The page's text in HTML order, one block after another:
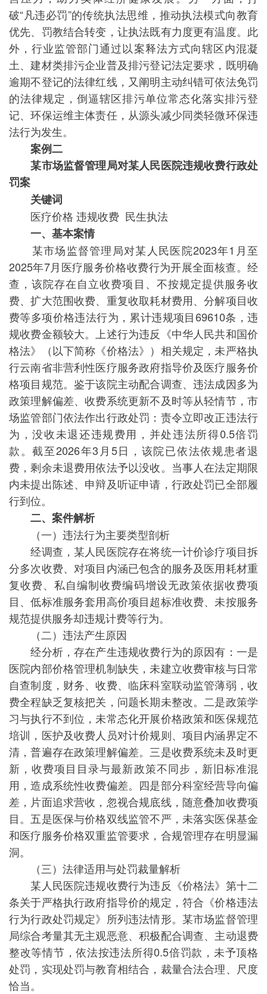
破“凡违必罚”的传统执法思维，推动执法模式向教育
优先、罚教结合转变，让执法既有力度更有温度。此
外，行业监管部门通过以案释法方式向辖区内混凝
土、建材类排污企业普及排污登记法定要求，既明确
逾期不登记的法律红线，又阐明主动纠错可依法免罚
的法律规定，倒逼辖区排污单位常态化落实排污登
记、环保运维主体责任，从源头减少同类轻微环保违
法行为发生。
案例二
某市场监督管理局对某人民医院违规收费行政处
罚案
关键词
医疗价格 违规收费 民生执法
一、基本案情
某市场监督管理局对某人民医院2023年1月至
2025年7月医疗服务价格收费行为开展全面核查。经
查，该院存在自立收费项目、不按规定提供服务收
费、扩大范围收费、重复收取耗材费用、分解项目收
费等多项价格违法行为，累计违规项目69610条，违
规收费金额较大。上述行为违反《中华人民共和国价
格法》（以下简称《价格法》）相关规定，未严格执
行云南省非营利性医疗服务政府指导价及医疗服务价
格项目规范。鉴于该院主动配合调查、违法成因多为
政策理解偏差、收费系统更新不及时等从轻情节，市
场监管部门依法作出行政处罚：责令立即改正违法行
为，没收未退还违规费用，并处违法所得0.5倍罚
款。截至2026年3月5日，该院已依法依规患者退
费，剩余未退费用依法予以没收。当事人在法定期限
内未提出陈述、申辩及听证申请，行政处罚已全部履
行到位。
二、案件解析
（一）违法行为主要类型剖析
经调查，某人民医院存在将统一计价诊疗项目拆
分多次收费、对项目内涵已包含的服务及医用耗材重
复收费、私自编制收费编码增设无政策依据收费项
目、低标准服务套用高价项目超标准收费、未按服务
规范提供服务却违规计费等行为。
（二）违法产生原因
经分析，存在产生违规收费行为的原因有：一是
医院内部价格管理机制缺失，未建立收费审核与日常
自查制度，财务、收费、临床科室联动监管薄弱，收
费全程缺乏复核把关，问题长期未整改。二是政策学
习与执行不到位，未常态化开展价格政策和医保规范
培训，医护及收费人员对计价规则、项目内涵界定不
清，普遍存在政策理解偏差。三是收费系统未及时更
新，收费项目目录与最新政策不同步，新旧标准混
用，造成系统性收费偏差。四是部分科室经营导向偏
差，片面追求营收，忽视合规底线，随意叠加收费项
目。五是医保与价格双线监管不严，未落实医保基金
和医疗服务价格双重监管要求，合规管理存在明显漏
洞。
（三）法律适用与处罚裁量解析
某人民医院违规收费行为违反《价格法》第十二
条关于严格执行政府指导价的规定，符合《价格违法
行为行政处罚规定》所列违法情形。某市场监督管理
局综合考量其无主观恶意、积极配合调查、主动退费
整改等情节，依法按违法所得0.5倍罚款，未予顶格
处罚，实现处罚与教育相结合，裁量合法合理、尺度
恰当。